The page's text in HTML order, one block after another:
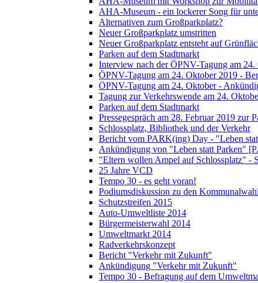
AHA-Museum - ein lockerer Song für
Alternativen zum Großparkplatz?
Neuer Großparkplatz umstritten
Neuer Großparkplatz entsteht auf
Parken auf dem Stadtmarkt
Interview nach der ÖPNV-Tagung am 24.
ÖPNV-Tagung am 24. Oktober 2019 -
ÖPNV-Tagung am 24. Oktober -
Tagung zur Verkehrswende am 24.
Parken auf dem Stadtmarkt
Pressegespräch am 28. Februar 2019 zur
Schlossplatz, Bibliothek und der Verkehr
Bericht vom PARK(ing) Day - "Leben
Ankündigung von "Leben statt Parken"
"Eltern wollen Ampel auf Schlossplatz" -
25 Jahre VCD
Tempo 30 - es geht voran!
Podiumsdiskussion zu den
Schutzstreifen 2015
Auto-Umweltliste 2014
Bürgermeisterwahl 2014
Umweltmarkt 2014
Radverkehrskonzept
Bericht "Verkehr mit Zukunft"
Ankündigung "Verkehr mit Zukunft"
Tempo 30 - Befragung auf dem